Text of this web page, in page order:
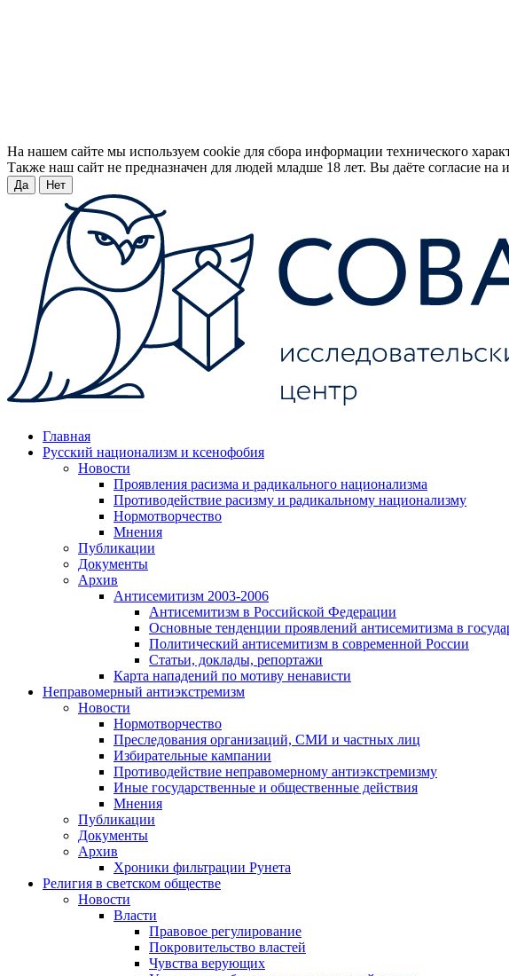
На нашем сайте мы используем cookie для сбора информации технического
Также наш сайт не предназначен для людей младше 18 лет. Вы даёте согласие на
Да Нет
Главная
Русский национализм и ксенофобия
Новости
Проявления расизма и радикального национализма
Противодействие расизму и радикальному национализму
Нормотворчество
Мнения
Публикации
Документы
Архив
Антисемитизм 2003-2006
Антисемитизм в Российской Федерации
Основные тенденции проявлений антисемитизма в
Политический антисемитизм в современной России
Статьи, доклады, репортажи
Карта нападений по мотиву ненависти
Неправомерный антиэкстремизм
Новости
Нормотворчество
Преследования организаций, СМИ и частных лиц
Избирательные кампании
Противодействие неправомерному антиэкстремизму
Иные государственные и общественные действия
Мнения
Публикации
Документы
Архив
Хроники фильтрации Рунета
Религия в светском обществе
Новости
Власти
Правовое регулирование
Покровительство властей
Чувства верующих